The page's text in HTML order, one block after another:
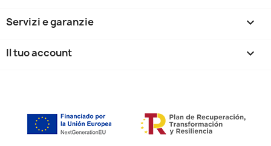
Servizi e garanzie 
Il tuo account 